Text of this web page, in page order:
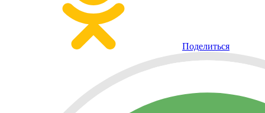
Поделиться